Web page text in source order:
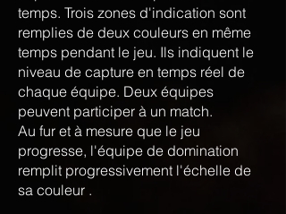
temps. Trois zones d'indication sont
remplies de deux couleurs en même
temps pendant le jeu. Ils indiquent le
niveau de capture en temps réel de
chaque équipe. Deux équipes
peuvent participer à un match.
Au fur et à mesure que le jeu
progresse, l'équipe de domination
remplit progressivement l'échelle de
sa couleur .